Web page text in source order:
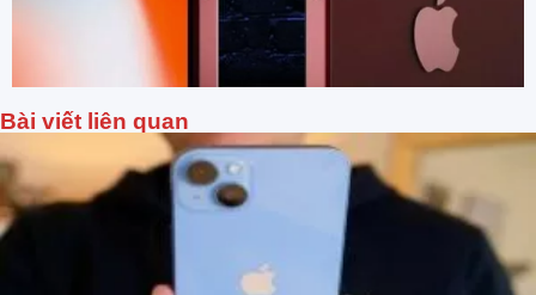
Bài viết liên quan